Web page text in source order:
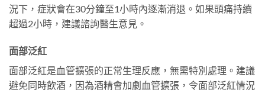
況下，症狀會在30分鐘至1小時內逐漸消退。如果頭痛持續
超過2小時，建議諮詢醫生意見。
面部泛紅
面部泛紅是血管擴張的正常生理反應，無需特別處理。建議
避免同時飲酒，因為酒精會加劇血管擴張，令面部泛紅情況